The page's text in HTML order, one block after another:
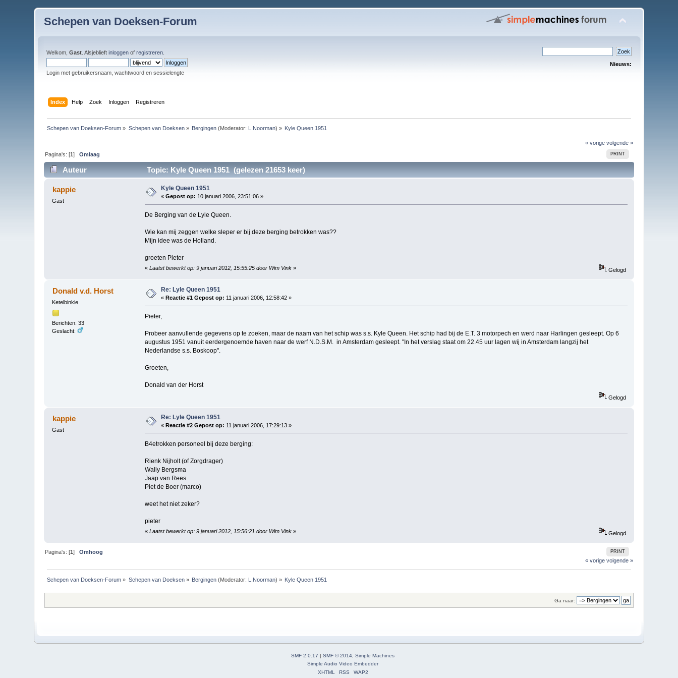
Schepen van Doeksen-Forum
Welkom,Gast . Alsjeblieftinloggen ofregistreren
Login met gebruikersnaam, wachtwoord en sessielengte
Nieuws:
Index Help Zoek Inloggen Registreren
Schepen van Doeksen-Forum » Schepen van Doeksen» Bergingen (Moderator: L.Noorman) » Kyle Queen 1951
« vorige volgende »
PRINT
Pagina's: [1]Omlaag
Auteur Topic: Kyle Queen 1951 (gelezen 21653 keer)
kappie
Gast
Kyle Queen 1951
«Gepost op: 10 januari 2006, 23:51:06 »
De Berging van de Lyle Queen.
Wie kan mij zeggen welke sleper er bij deze berging betrokken was??
Mijn idee was de Holland.
groeten Pieter
« Laatst bewerkt op: 9 januari 2012, 15:55:25 door Wim Vink» Gelogd
Donald v.d. Horst
Ketelbinkie
Berichten: 33
Geslacht:
Re: Lyle Queen 1951
« Reactie #1 Gepost op: 11 januari 2006, 12:58:42 »
Pieter,
Probeer aanvullende gegevens op te zoeken, maar de naam van het schip was s.s. Kyle Queen. Het schip had bij de E.T. 3 motorpech en werd naar Harlingen gesleept. Op 6
augustus 1951 vanuit eerdergenoemde haven naar de werf N.D.S.M. in Amsterdam gesleept. "In het verslag staat om 22.45 uur lagen wij in Amsterdam langzij het
Nederlandse s.s. Boskoop".
Groeten,
Donald van der Horst
Gelogd
kappie
Gast
Re: Lyle Queen 1951
«Reactie #2 Gepost op: 11 januari 2006, 17:29:13 »
B4etrokken personeel bij deze berging:
Rienk Nijholt (of Zorgdrager)
Wally Bergsma
Jaap van Rees
Piet de Boer (marco)
weet het niet zeker?
pieter
« Laatst bewerkt op: 9 januari 2012, 15:56:21 door Wim Vink» Gelogd
PRINT
Pagina's: [1]Omhoog
« vorige volgende »
Schepen van Doeksen-Forum » Schepen van Doeksen» Bergingen (Moderator: L.Noorman) » Kyle Queen 1951
Ga naar:
SMF 2.0.17 | SMF © 2014 Simple Machines
Simple Audio Video Embedder
XHTML
RSS WAP2